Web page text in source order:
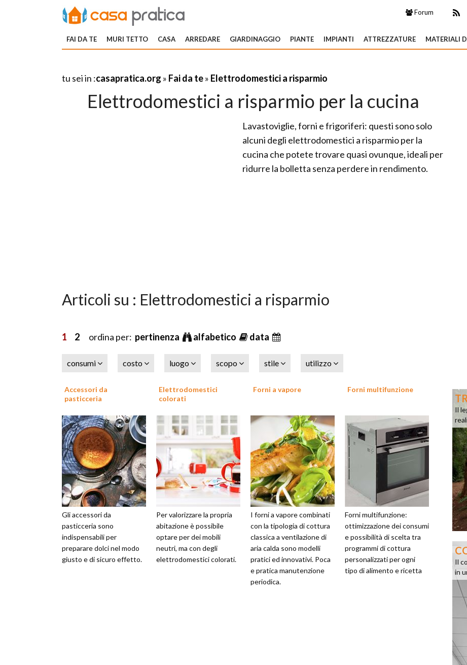
Forum
FAI DA TE MURI TETTO CASA ARREDARE GIARDINAGGIO PIANTE IMPIANTI ATTREZZATURE MATERIALI
tu sei in :casapratica.org » Fai da te» Elettrodomestici a risparmio
Elettrodomestici a risparmio per la cucina
Lavastoviglie, forni e frigoriferi: questi sono solo
alcuni degli elettrodomestici a risparmio per la
cucina che potete trovare quasi ovunque, ideali per
ridurre la bolletta senza perdere in rendimento.
Articoli su : Elettrodomestici a risparmio
1 2 ordina per: pertinenza alfabetico data
consumi costo luogo scopo stile utilizzo
Accessori da
pasticceria
Gli accessori da
pasticceria sono
indispensabili per
preparare dolci nel modo
giusto e di sicuro effetto.
Elettrodomestici
colorati
Per valorizzare la propria
abitazione è possibile
optare per dei mobili
neutri, ma con degli
elettrodomestici colorati.
Forni a vapore
I forni a vapore combinati
con la tipologia di cottura
classica a ventilazione di
aria calda sono modelli
pratici ed innovativi. Poca
e pratica manutenzione
periodica.
Forni multifunzione
Forni multifunzione:
ottimizzazione dei consumi
e possibilità di scelta tra
programmi di cottura
personalizzati per ogni
tipo di alimento e ricetta
Il
Il
in